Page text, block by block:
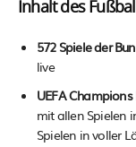
Inhalt des
572 Spiele der
live
UEFA
mit allen Spielen
Spielen in voller